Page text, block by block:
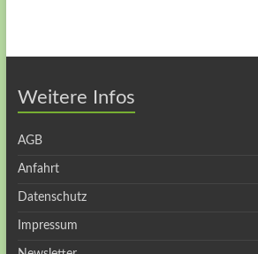
Weitere Infos
AGB
Anfahrt
Datenschutz
Impressum